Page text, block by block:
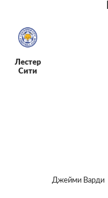
Лестер
Сити
Джейми Варди